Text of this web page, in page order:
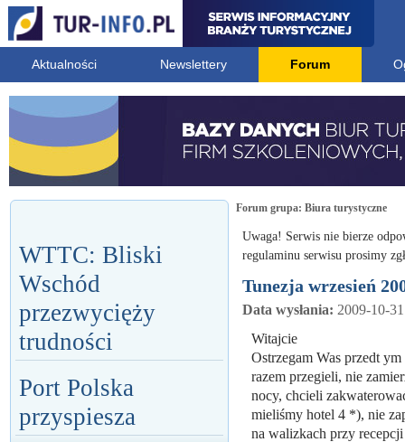
Aktualności Newslettery Forum
WTTC: Bliski
Wschód
przezwycięży
trudności
Port Polska
przyspiesza
Forum grupa: Biura turystyczne
Uwaga! Serwis nie bierze
regulaminu serwisu prosimy
Tunezja wrzesień
Data wysłania: 2009-10-
Witajcie
Ostrzegam Was przedt
razem przegieli, nie
nocy, chcieli
mieliśmy hotel 4 *), nie
na walizkach przy